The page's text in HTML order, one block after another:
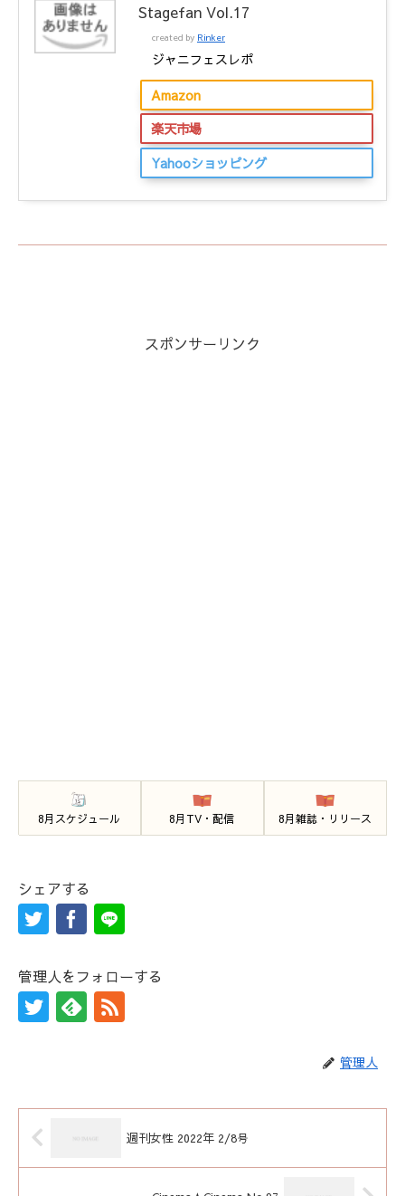
Stagefan Vol.17
created by Rinker
ジャニフェスレポ
Amazon
楽天市場
Yahooショッピング
スポンサーリンク
8月スケジュール 8月TV・配信 8月雑誌・リリース
シェアする
管理人をフォローする
管理人
週刊女性 2022年 2/8号